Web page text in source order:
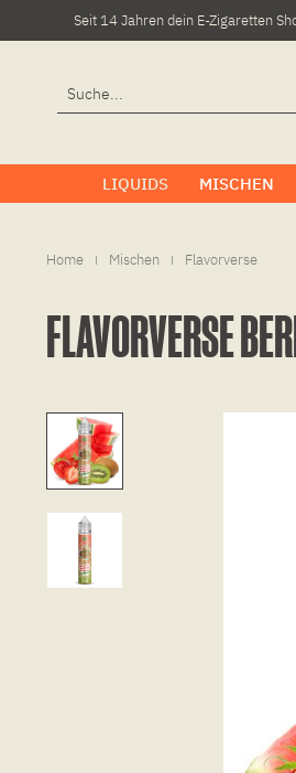
Seit 14 Jahren dein E-Zigaretten
LIQUIDS MISCHEN
Home | Mischen | Flavorverse
FLAVORVERSE